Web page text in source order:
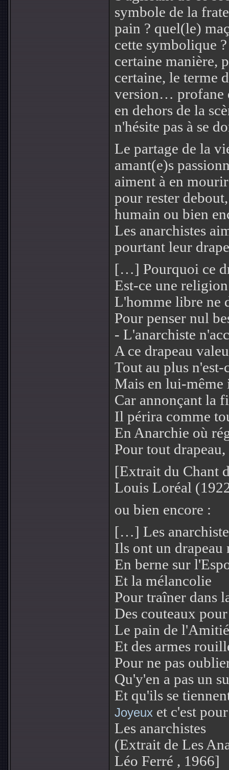
symbole de la
pain ? quel(le)
cette symbolique
certaine manière,
certaine, le terme
version… profane
en dehors de la
n'hésite pas à se
Le partage de la
amant(e)s
aiment à en
pour rester
humain ou bien
Les anarchistes
pourtant leur
[…] Pourquoi ce
Est-ce une
L'homme libre ne
Pour penser nul
- L'anarchiste
A ce drapeau
Tout au plus
Mais en lui-même
Car annonçant la
Il périra comme
En Anarchie où
Pour tout
[Extrait du Chant
Louis Loréal
ou bien encore :
[…] Les
Ils ont un drapeau
En berne sur
Et la mélancolie
Pour traîner dans
Des couteaux
Le pain de l'Amitié
Et des armes
Pour ne pas
Qu'y'en a pas un
Et qu'ils se
Joyeux et c'est
Les anarchistes
(Extrait de Les
Léo Ferré , 1966]